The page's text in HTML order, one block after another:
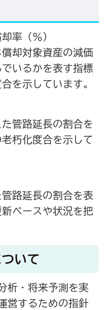
率（％）
却対象資産の減価
いるかを表す指標
を示しています。
管路延長の割合を
朽化度合を示して
路延長の割合を表
ペースや状況を把
いて
析・将来予測を実
営するための指針